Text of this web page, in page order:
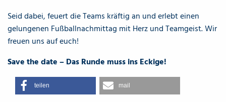
Seid dabei, feuert die Teams kräftig an und erlebt einen
gelungenen Fußballnachmittag mit Herz und Teamgeist. Wir
freuen uns auf euch!
Save the date – Das Runde muss ins Eckige!
teilen mail